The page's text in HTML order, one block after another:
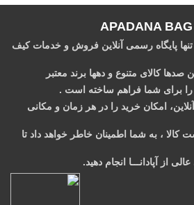
، تنها پایگاه رسمی آنلاین فروش و خدمات کیف
کالای متنوع و دهها برند معتبر
برای شما فراهم ساخته است .
آنلاین، امکان خرید را در هر زمان و مکانی
7روز بازگشت کالا ، به شما اطمینان خاطر خواهد داد تا
از آپادانـــا انجام دهید.